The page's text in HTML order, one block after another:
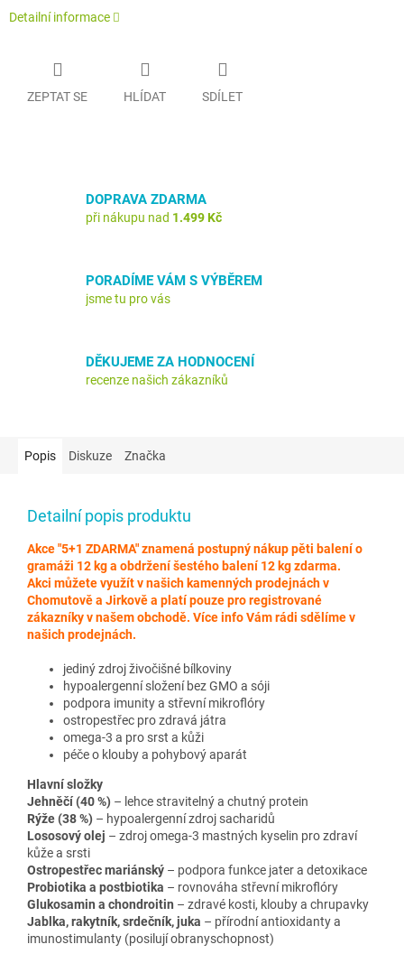
Detailní informace
ZEPTAT SE HLÍDAT SDÍLET
DOPRAVA ZDARMA
při nákupu nad 1.499 Kč
PORADÍME VÁM S VÝBĚREM
jsme tu pro vás
DĚKUJEME ZA HODNOCENÍ
recenze našich zákazníků
Popis Diskuze Značka
Detailní popis produktu
Akce "5+1 ZDARMA" znamená postupný nákup pěti balení o
gramáži 12 kg a obdržení šestého balení 12 kg zdarma.
Akci můžete využít v našich kamenných prodejnách v
Chomutově a Jirkově a platí pouze pro registrované
zákazníky v našem obchodě. Více info Vám rádi sdělíme v
našich prodejnách.
jediný zdroj živočišné bílkoviny
hypoalergenní složení bez GMO a sóji
podpora imunity a střevní mikroflóry
ostropestřec pro zdravá játra
omega-3 a pro srst a kůži
péče o klouby a pohybový aparát
Hlavní složky
Jehněčí (40 %) – lehce stravitelný a chutný protein
Rýže (38 %) – hypoalergenní zdroj sacharidů
Lososový olej – zdroj omega-3 mastných kyselin pro zdraví
kůže a srsti
Ostropestřec mariánský – podpora funkce jater a detoxikace
Probiotika a postbiotika – rovnováha střevní mikroflóry
Glukosamin a chondroitin – zdravé kosti, klouby a chrupavky
Jablka, rakytník, srdečník, juka – přírodní antioxidanty a
imunostimulanty (posilují obranyschopnost)